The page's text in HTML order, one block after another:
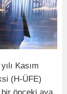
Kasım
(H-ÜFE)